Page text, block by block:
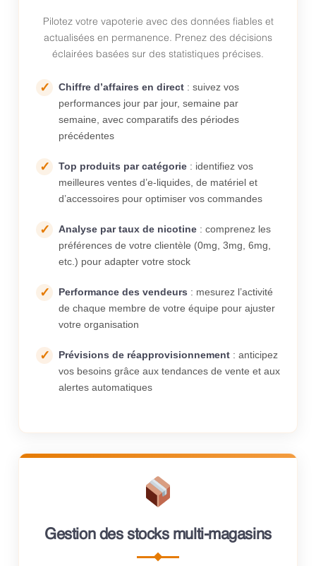
Pilotez votre vapoterie avec des données fiables et
actualisées en permanence. Prenez des décisions
éclairées basées sur des statistiques précises.
Chiffre d’affaires en direct : suivez vos
performances jour par jour, semaine par
semaine, avec comparatifs des périodes
précédentes
Top produits par catégorie : identifiez vos
meilleures ventes d’e-liquides, de matériel et
d’accessoires pour optimiser vos commandes
Analyse par taux de nicotine : comprenez les
préférences de votre clientèle (0mg, 3mg, 6mg,
etc.) pour adapter votre stock
Performance des vendeurs : mesurez l’activité
de chaque membre de votre équipe pour ajuster
votre organisation
Prévisions de réapprovisionnement : anticipez
vos besoins grâce aux tendances de vente et aux
alertes automatiques
Gestion des stocks multi-magasins